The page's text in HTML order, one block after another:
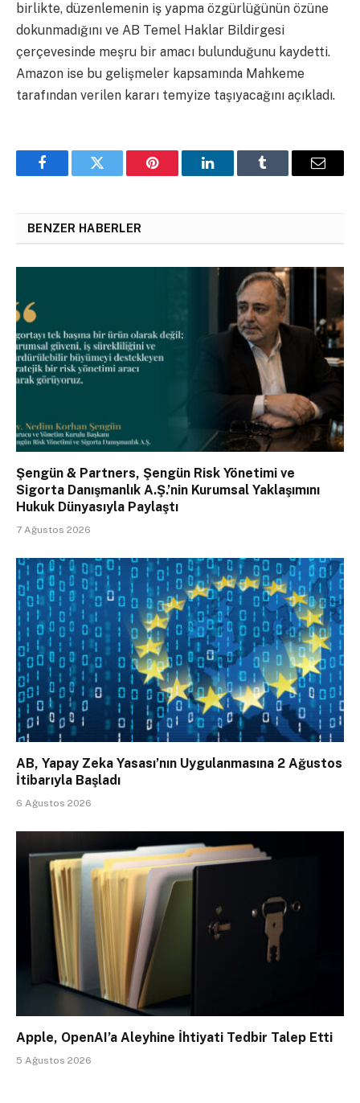
birlikte, düzenlemenin iş yapma özgürlüğünün özüne
dokunmadığını ve AB Temel Haklar Bildirgesi
çerçevesinde meşru bir amacı bulunduğunu kaydetti.
Amazon ise bu gelişmeler kapsamında Mahkeme
tarafından verilen kararı temyize taşıyacağını açıkladı.
FacebookTwitter Pinterest LinkedInTumblr Email
BENZER HABERLER
Şengün & Partners, Şengün Risk Yönetimi ve
Sigorta Danışmanlık A.Ş.’nin Kurumsal Yaklaşımını
Hukuk Dünyasıyla Paylaştı
7 Ağustos 2026
AB, Yapay Zeka Yasası’nın Uygulanmasına 2 Ağustos
İtibarıyla Başladı
6 Ağustos 2026
Apple, OpenAI’a Aleyhine İhtiyati Tedbir Talep Etti
5 Ağustos 2026